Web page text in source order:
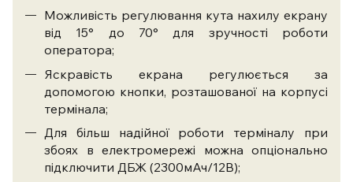
Можливість регулювання кута нахилу екрану
від 15° до 70° для зручності роботи
оператора;
Яскравість екрана регулюється за
допомогою кнопки, розташованої на корпусі
термінала;
Для більш надійної роботи терміналу при
збоях в електромережі можна опціонально
підключити ДБЖ (2300мАч/12В);